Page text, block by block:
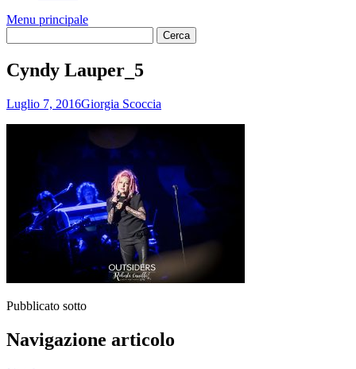
Menu principale
Cyndy Lauper_5
Luglio 7, 2016Giorgia Scoccia
Pubblicato sotto
Navigazione articolo